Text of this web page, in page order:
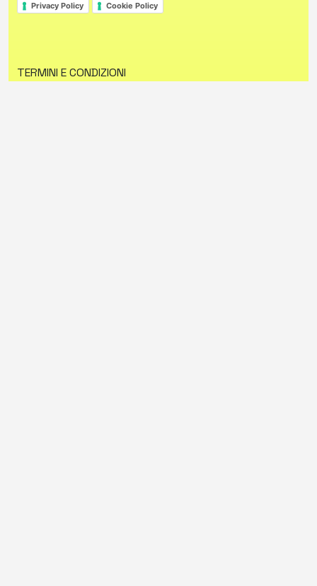
Privacy Policy Cookie Policy
TERMINI E CONDIZIONI